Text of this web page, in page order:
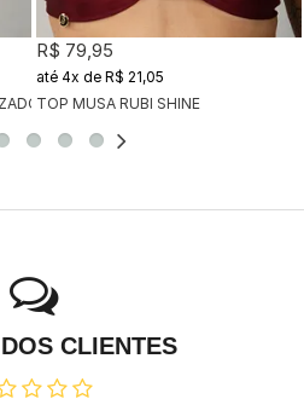
TOP MUSA RUBI SHINE
R$ 79,95
4x de R$ 21,05
CLIENTES